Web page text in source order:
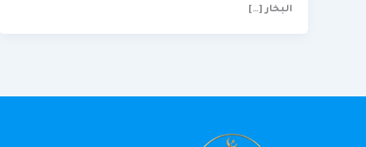
البخار […]